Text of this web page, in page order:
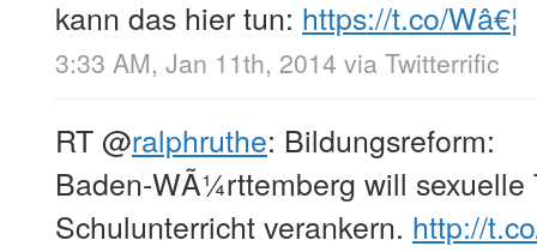
kann das hier tun: https://t.co/Wâ€¦
3:33 AM, Jan 11th, 2014 via Twitterrific
RT@ralphruthe: Bildungsreform:
Baden-WÃ¼rttemberg will sexuelle
Schulunterricht verankern. http://